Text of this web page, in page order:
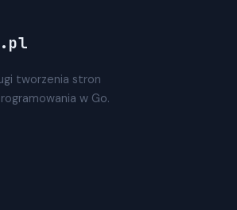
.pl
tworzenia stron
w Go.